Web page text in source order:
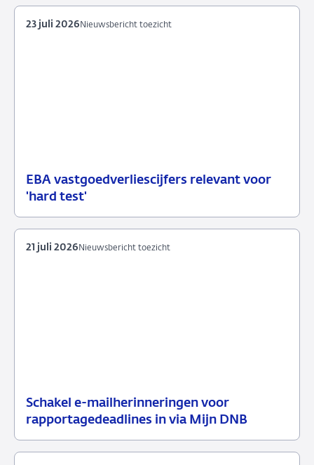
EBA vastgoedverliescijfers relevant voor
'hard test'
23
Nieuwsbericht
Nieuwsbericht toezicht
23 juli 2026
Schakel e-mailherinneringen voor
rapportagedeadlines in via Mijn DNB
21
Nieuwsbericht
Nieuwsbericht toezicht
21 juli 2026